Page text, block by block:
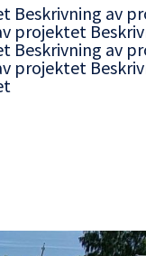
Beskrivning av
projektet
Beskrivning av
projektet